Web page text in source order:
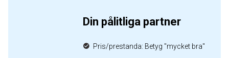
Din pålitliga partner
Pris/prestanda: Betyg "mycket bra"